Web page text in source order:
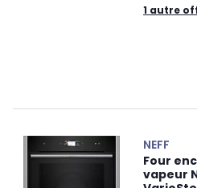
1 autre
NEFF
Four
vapeur